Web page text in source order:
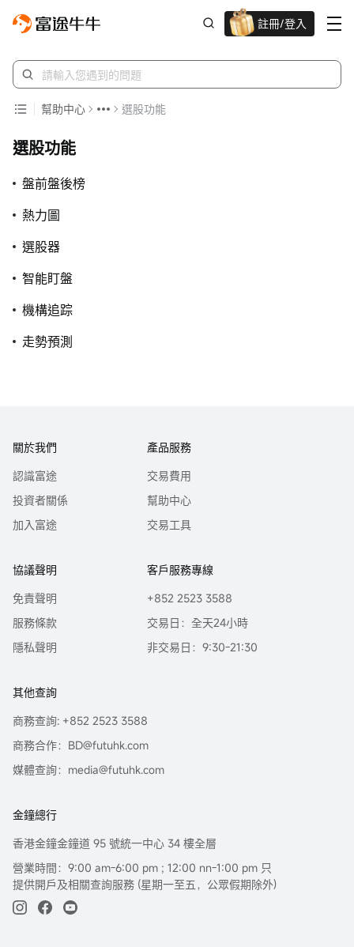
註冊/登入
迎新驚喜賞 股票/BTC等任你揀!
幫助中心 選股功能
選股功能
盤前盤後榜
熱力圖
選股器
智能盯盤
機構追踪
走勢預測
關於我們
認識富途
投資者關係
加入富途
產品服務
交易費用
幫助中心
交易工具
協議聲明
免責聲明
服務條款
隱私聲明
客戶服務專線
+852 2523 3588
交易日：全天24小時
非交易日：9:30-21:30
其他查詢
商務查詢: +852 2523 3588
商務合作：BD@futuhk.com
媒體查詢：media@futuhk.com
金鐘總行
香港金鐘金鐘道 95 號統一中心 34 樓全層
營業時間：9:00 am-6:00 pm ; 12:00 nn-1:00 pm 只
提供開戶及相關查詢服務 (星期一至五，公眾假期除外)